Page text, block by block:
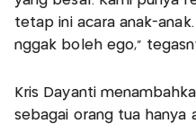
tetap ini acara anak-
nggak boleh ego,"
Kris Dayanti
sebagai orang tua hanya